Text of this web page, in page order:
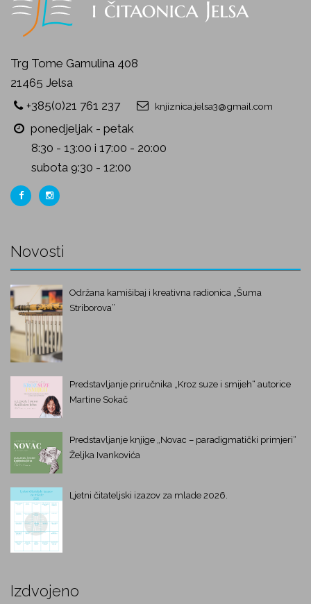
Trg Tome Gamulina 408
21465 Jelsa
+385(0)21 761 237
knjiznica.jelsa3@gmail.com
ponedjeljak - petak
8:30 - 13:00 i 17:00 - 20:00
subota 9:30 - 12:00
Novosti
Održana kamišibaj i kreativna radionica „Šuma
Striborova”
Predstavljanje priručnika „Kroz suze i smijeh“ autorice
Martine Sokač
Predstavljanje knjige „Novac – paradigmatički primjeri“
Željka Ivankovića
Ljetni čitateljski izazov za mlade 2026.
Izdvojeno